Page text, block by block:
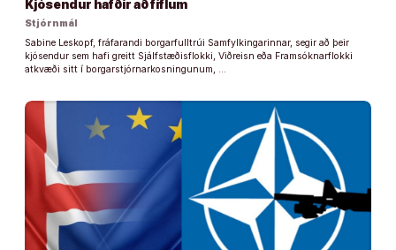
Kjósendur hafðir að fíflum
Stjórnmál
Sabine Leskopf, fráfarandi borgarfulltrúi Samfylkingarinnar, segir að þeir
kjósendur sem hafi greitt Sjálfstæðisflokki, Viðreisn eða Framsóknarflokki
atkvæði sitt í borgarstjórnarkosningunum, …